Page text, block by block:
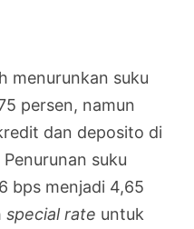
menurunkan suku
persen, namun
dan deposito di
suku
bps menjadi 4,65
special rate untuk